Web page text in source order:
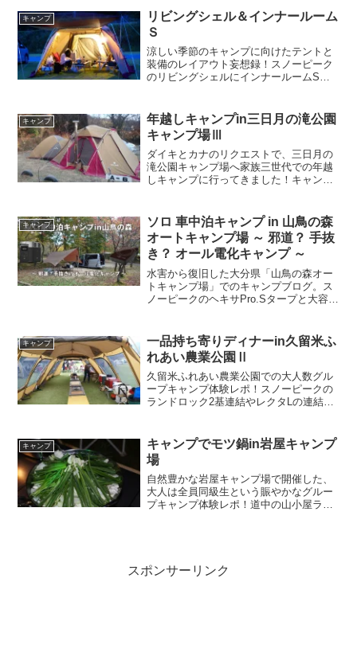
キャンプ
リビングシェル＆インナールーム
Ｓ
涼しい季節のキャンプに向けたテントと
装備のレイアウト妄想録！スノーピーク
のリビングシェルにインナールームSを
ング構成を紹介します。ロゴスのエアー
マットやランタンなど、持っていくべき
おすすめのキャンプ道具も詳しく解説。
キャンプ
年越しキャンプin三日月の滝公園
キャンプ場Ⅲ
ダイキとカナのリクエストで、三日月の
滝公園キャンプ場へ家族三世代での年越
しキャンプに行ってきました！キャンピ
ストーブとお座敷スタイルコタツでぬく
ぬく仕様。美味しいモツ鍋やお好み焼
き、年越し蕎麦を堪能し、初詣やグラン
ドゴルフを満喫した冬キャンプ日記で
す。
キャンプ
ソロ 車中泊キャンプ in 山鳥の森
オートキャンプ場 ～ 邪道？ 手抜
き？ オール電化キャンプ ～
水害から復旧した大分県「山鳥の森オー
トキャンプ場」でのキャンプブログ。ス
ノーピークのヘキサPro.Sタープと大容量
ポートします。復旧後のサイトや温泉な
ど、施設最新情報も詳しく紹介！
キャンプ
一品持ち寄りディナーin久留米ふ
れあい農業公園Ⅱ
久留米ふれあい農業公園での大人数グル
ープキャンプ体験レポ！スノーピークの
ランドロック2基連結やレクタLの連結で
ング並みに豪華な一品持ち寄りディナー
大宴会や、スカイラインでの雨中車中泊
など見どころ満載の2日間をお届けしま
す。
キャンプ
キャンプでモツ鍋in岩屋キャンプ
場
自然豊かな岩屋キャンプ場で開催した、
大人は全員同級生という賑やかなグルー
プキャンプ体験レポ！道中の山小屋ラー
よる過酷な撤収劇まで、ハプニング満載
の2日間の模様をお届けします。
スポンサーリンク